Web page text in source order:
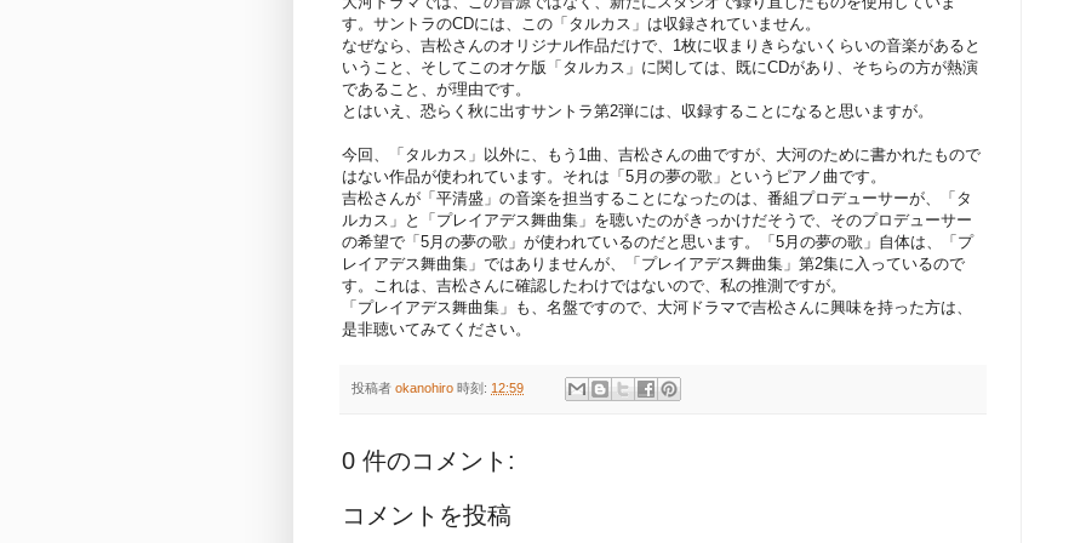
す。サントラのCDには、この「タルカス」は収録されていません。
なぜなら、吉松さんのオリジナル作品だけで、1枚に収まりきらないくらいの音楽があると
いうこと、そしてこのオケ版「タルカス」に関しては、既にCDがあり、そちらの方が熱演
であること、が理由です。
とはいえ、恐らく秋に出すサントラ第2弾には、収録することになると思いますが。
今回、「タルカス」以外に、もう1曲、吉松さんの曲ですが、大河のために書かれたもので
はない作品が使われています。それは「5月の夢の歌」というピアノ曲です。
吉松さんが「平清盛」の音楽を担当することになったのは、番組プロデューサーが、「タ
ルカス」と「プレイアデス舞曲集」を聴いたのがきっかけだそうで、そのプロデューサー
の希望で「5月の夢の歌」が使われているのだと思います。「5月の夢の歌」自体は、「プ
レイアデス舞曲集」ではありませんが、「プレイアデス舞曲集」第2集に入っているので
す。これは、吉松さんに確認したわけではないので、私の推測ですが。
「プレイアデス舞曲集」も、名盤ですので、大河ドラマで吉松さんに興味を持った方は、
是非聴いてみてください。
投稿者 okanohiro 時刻: 12:59
0 件のコメント:
コメントを投稿